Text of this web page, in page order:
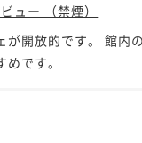
ュー （禁煙）
開放的です。 館内
です。